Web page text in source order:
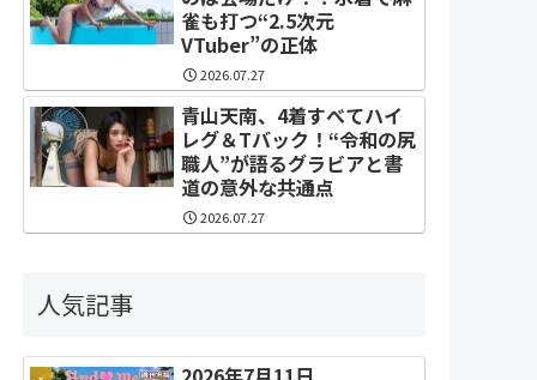
雀も打つ“2.5次元
VTuber”の正体
2026.07.27
青山天南、4着すべてハイ
レグ＆Tバック！“令和の尻
職人”が語るグラビアと書
道の意外な共通点
2026.07.27
人気記事